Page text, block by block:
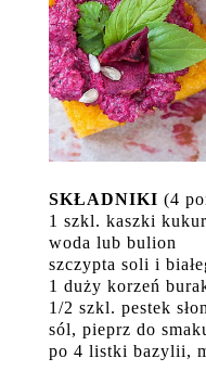
SKŁADNIKI (4
1 szkl. kaszki
woda lub bulion
szczypta soli i
1 duży korzeń
1/2 szkl. pestek
sól, pieprz do
po 4 listki bazylii,